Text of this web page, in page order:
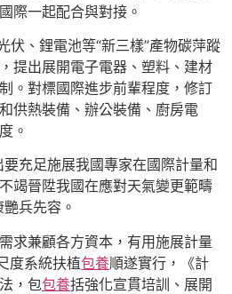
際一起配合與對接。
伏、鋰電池等“新三樣”產物碳萍蹤
提出展開電子電器、塑料、建材
。對標國際進步前輩程度，修訂
供熱裝備、辦公裝備、廚房電
。
充足施展我國專家在國際計量和
竭晉陞我國在應對天氣變更範疇
兵先容。
求兼顧各方資本，有用施展計量
度系統扶植包養順遂實行，《計
，包包養括強化宣貫培訓、展開